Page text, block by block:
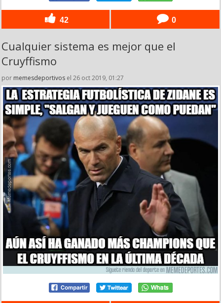
42 0
Cualquier sistema es mejor que el
Cruyffismo
por memesdeportivos el 26 oct 2019, 01:27